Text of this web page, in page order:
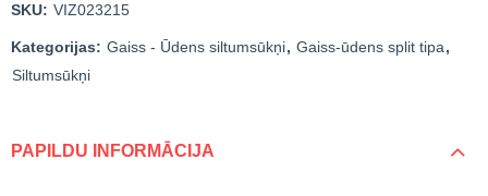
SKU: VIZ023215
Kategorijas: Gaiss - Ūdens siltumsūkņi, Gaiss-ūdens split tipa,
Siltumsūkņi
PAPILDU INFORMĀCIJA